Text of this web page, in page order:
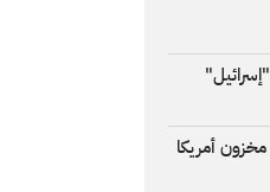
أمريكا